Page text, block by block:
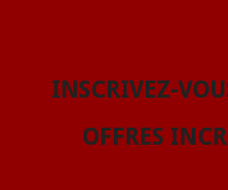
INSCRIVEZ-
OFFRES